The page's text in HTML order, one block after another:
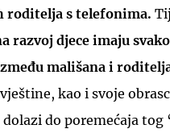
roditelja s telefonima.
razvoj djece imaju
mališana i
kao i svoje
do poremećaja